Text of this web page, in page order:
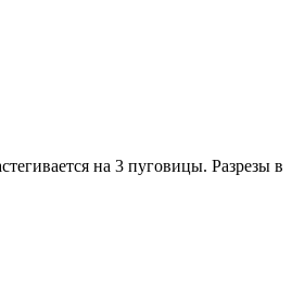
на 3 пуговицы. Разрезы в